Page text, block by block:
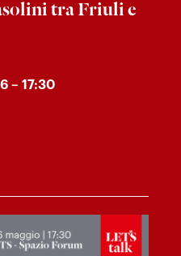
tra Friuli e
– 17:30